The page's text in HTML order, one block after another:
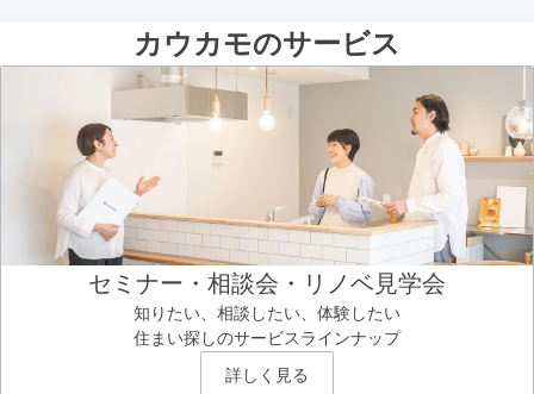
カウカモのサービス
セミナー・相談会・リノベ見学会
知りたい、相談したい、体験したい
住まい探しのサービスラインナップ
詳しく見る